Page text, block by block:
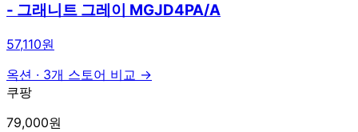
- 그래니트 그레이 MGJD4PA/A
57,110원
옥션 · 3개 스토어 비교 →
쿠팡
79,000원